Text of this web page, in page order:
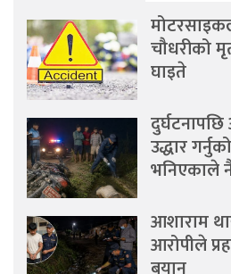
चौधरीको
घाइते
उद्धार
भनिएकाले
आशाराम
आरोपीले